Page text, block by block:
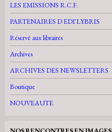
LES EMISSIONS R.C.F.
PARTENAIRES D EDI'LYBRIS
Réservé aux libraires
Archives
ARCHIVES DES NEWSLETTERS
Boutique
NOUVEAUTE